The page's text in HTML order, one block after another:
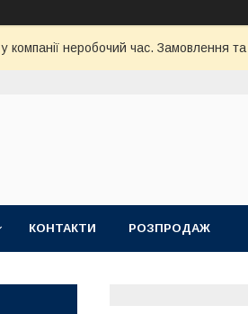
компанії неробочий час. Замовлення
КОНТАКТИ РОЗПРОДАЖ